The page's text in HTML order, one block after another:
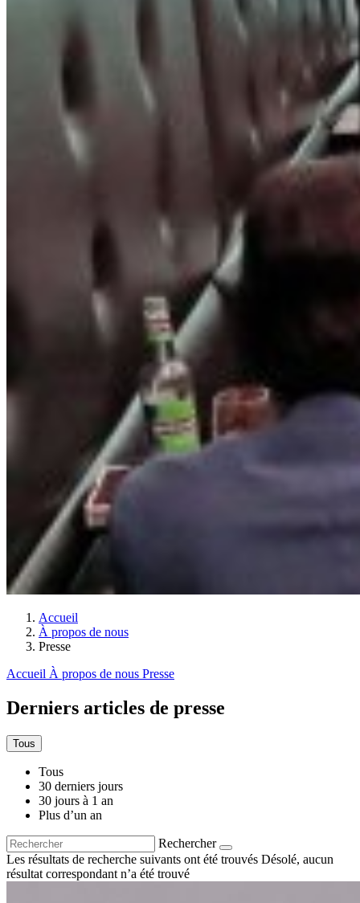
Accueil
À propos de nous
Presse
Accueil À propos de nous Presse
Derniers articles de presse
Tous
Tous
30 derniers jours
30 jours à 1 an
Plus d’un an
Rechercher
Les résultats de recherche suivants ont été trouvés Désolé, aucun
résultat correspondant n’a été trouvé